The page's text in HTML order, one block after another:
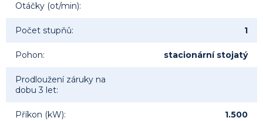
Otáčky (ot/min):
Počet stupňů: 1
Pohon: stacionární stojatý
Prodloužení záruky na
dobu 3 let:
Příkon (kW): 1.500